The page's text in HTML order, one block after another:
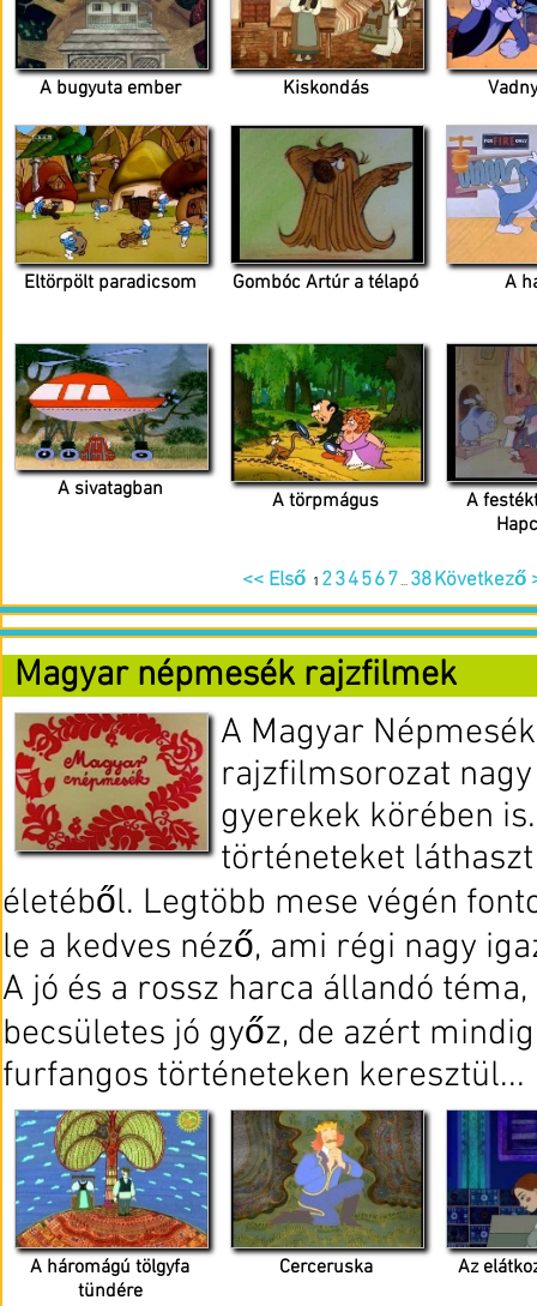
A bugyuta ember Kiskondás
Eltörpölt paradicsom Gombóc Artúr a télapó A
A sivatagban
A törpmágus
A
<< Első 1 234567... 38Következő
Magyar népmesék rajzfilmek
A Magyar
rajzfilmsorozat
gyerekek körében
történeteket
életéből. Legtöbb mese végén
le a kedves néző, ami régi nagy
A jó és a rossz harca állandó
becsületes jó győz, de azért
furfangos történeteken keresztül...
A háromágú tölgyfa
tündére
Cerceruska Az